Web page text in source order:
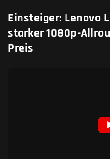
Einsteiger: Lenovo
starker 1080p-
Preis